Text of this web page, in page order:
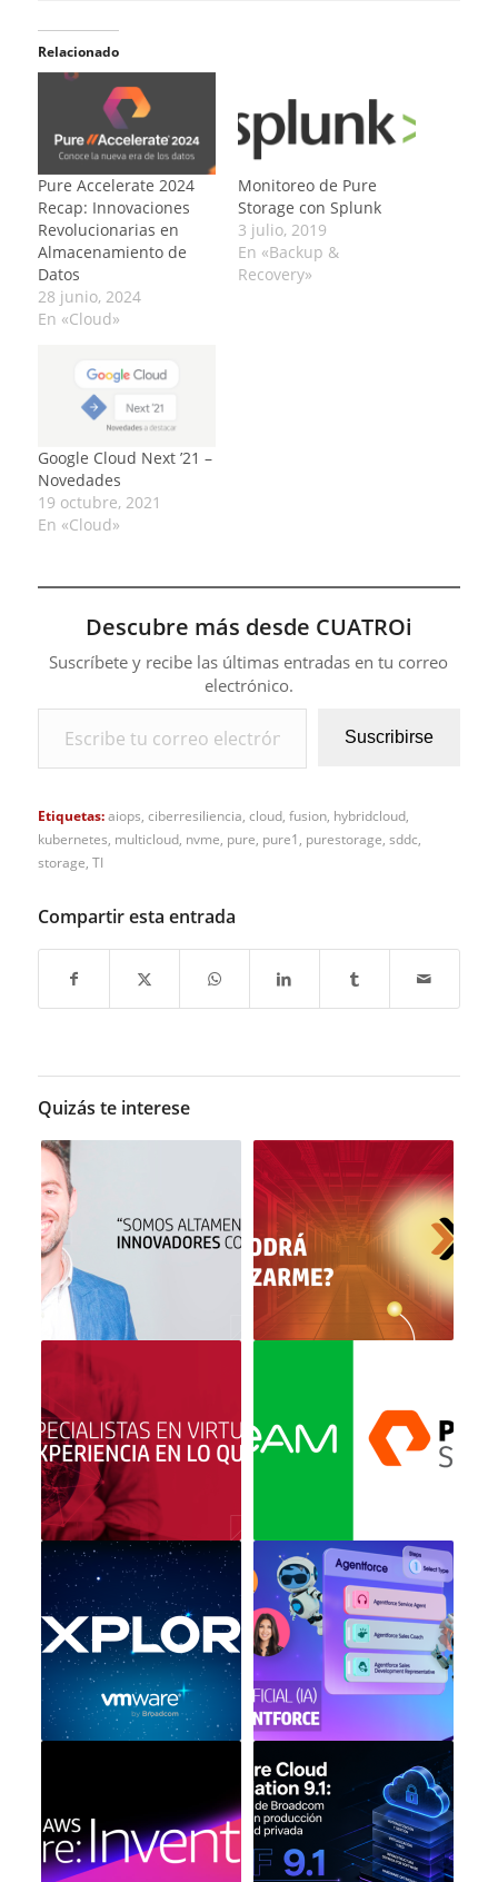
Relacionado
Pure Accelerate 2024
Recap: Innovaciones
Revolucionarias en
Almacenamiento de
Datos
28 junio, 2024
En «Cloud»
Monitoreo de Pure
Storage con Splunk
3 julio, 2019
En «Backup &
Recovery»
Google Cloud Next ’21 –
Novedades
19 octubre, 2021
En «Cloud»
Descubre más desde CUATROi
Suscríbete y recibe las últimas entradas en tu correo
electrónico.
Escribe tu correo electrónico…
Suscribirse
Etiquetas: aiops ciberresiliencia cloud, fusion, hybridcloud,
kubernetes multicloud, nvme pure pure1 purestorage sddc
storage TI
Compartir esta entrada
Quizás te interese